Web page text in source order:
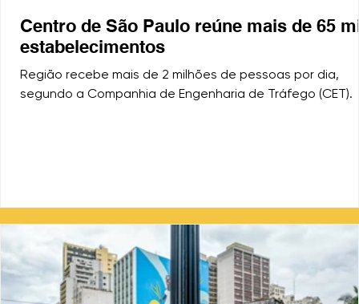
Centro de São Paulo reúne mais de 65
estabelecimentos
Região recebe mais de 2 milhões de pessoas por dia,
segundo a Companhia de Engenharia de Tráfego (CET).